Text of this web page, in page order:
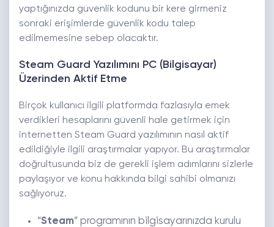
yaptığınızda güvenlik kodunu bir kere girmeniz
sonraki erişimlerde güvenlik kodu talep
edilmemesine sebep olacaktır.
Steam Guard Yazılımını PC (Bilgisayar)
Üzerinden Aktif Etme
Birçok kullanıcı ilgili platformda fazlasıyla emek
verdikleri hesaplarını güvenli hale getirmek için
internetten Steam Guard yazılımının nasıl aktif
edildiğiyle ilgili araştırmalar yapıyor. Bu araştırmalar
doğrultusunda biz de gerekli işlem adımlarını sizlerle
paylaşıyor ve konu hakkında bilgi sahibi olmanızı
sağlıyoruz.
“Steam” programının bilgisayarınızda kurulu